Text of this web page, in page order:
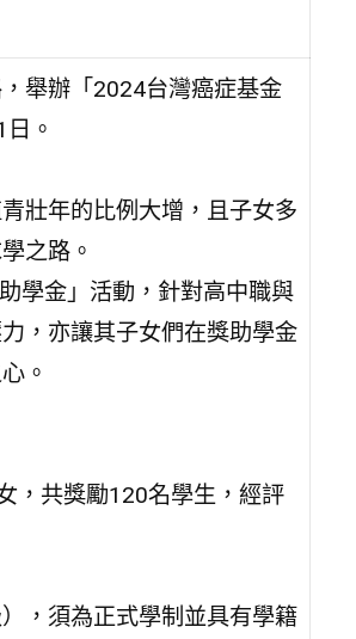
舉辦「2024台灣癌症基金
。
壯年的比例大增，且子女多
之路。
學金」活動，針對高中職與
，亦讓其子女們在獎助學金
。
，共獎勵120名學生，經評
，須為正式學制並具有學籍